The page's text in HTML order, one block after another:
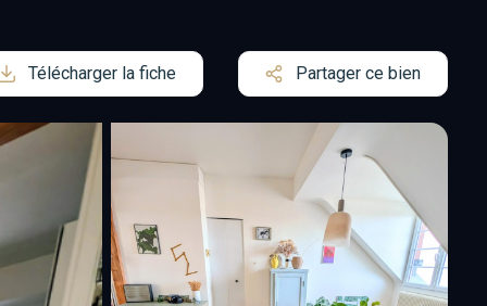
Télécharger la fiche Partager ce bien